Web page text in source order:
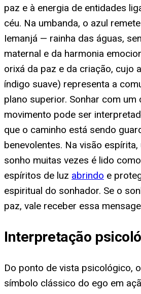
paz e à energia de entidades
céu. Na umbanda, o azul
Iemanjá — rainha das águas,
maternal e da harmonia
orixá da paz e da criação, cujo
índigo suave) representa a
plano superior. Sonhar com um
movimento pode ser
que o caminho está sendo
benevolentes. Na visão
sonho muitas vezes é lido
espíritos de luz abrindo e
espiritual do sonhador. Se o
paz, vale receber essa
Interpretação
Do ponto de vista psicológico,
símbolo clássico do ego em